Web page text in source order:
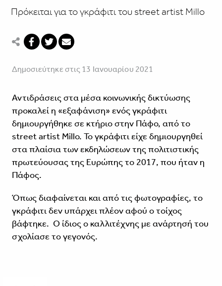
Πρόκειται για το γκράφιτι του street artist Millo
Δημοσιεύτηκε στις 13 Ιανουαρίου 2021
Αντιδράσεις στα μέσα κοινωνικής δικτύωσης
προκαλεί η «εξαφάνιση» ενός γκράφιτι
δημιουργήθηκε σε κτήριο στην Πάφο, από το
street artist Millo. Το γκράφιτι είχε δημιουργηθεί
στα πλαίσια των εκδηλώσεων της πολιτιστικής
πρωτεύουσας της Ευρώπης το 2017, που ήταν η
Πάφος.
Όπως διαφαίνεται και από τις φωτογραφίες, το
γκράφιτι δεν υπάρχει πλέον αφού ο τοίχος
βάφτηκε. Ο ίδιος ο καλλιτέχνης με ανάρτησή του
σχολίασε το γεγονός.